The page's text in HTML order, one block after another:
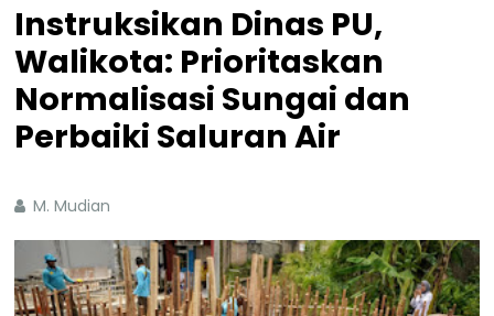
Instruksikan Dinas PU,
Walikota: Prioritaskan
Normalisasi Sungai dan
Perbaiki Saluran Air
M. Mudian